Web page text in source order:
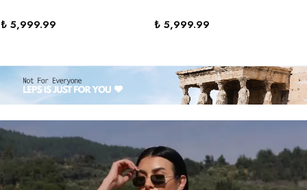
₺ 5,999.99 ₺ 5,999.99